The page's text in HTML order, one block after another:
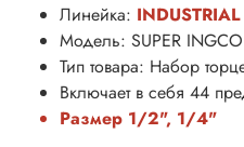
Линейка: INDUSTRIAL
Модель: SUPER
Тип товара: Набор
Включает в себя 44
Размер 1/2", 1/4"